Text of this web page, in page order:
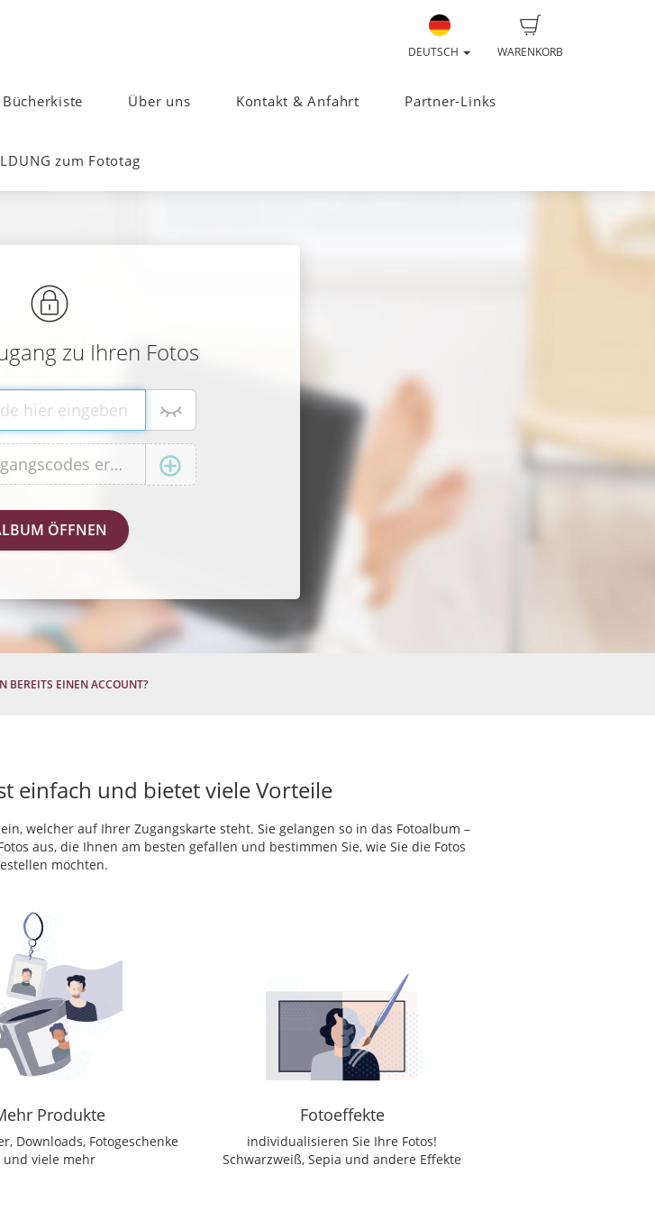
WARENKORB
DEUTSCH
Über uns Kontakt & Anfahrt Partner-Links
zum Fototag
zu Ihren Fotos
BEREITS EINEN ACCOUNT?
einfach und bietet viele Vorteile
welcher auf Ihrer Zugangskarte steht. Sie gelangen so in das Fotoalbum –
aus, die Ihnen am besten gefallen und bestimmen Sie, wie Sie die Fotos
möchten.
Produkte
Downloads, Fotogeschenke
und viele mehr
Fotoeffekte
individualisieren Sie Ihre Fotos!
Schwarzweiß, Sepia und andere Effekte